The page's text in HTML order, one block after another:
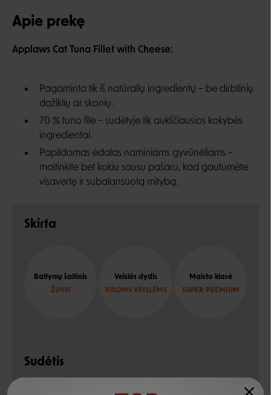
Apie prekę
Applaws Cat Tuna Fillet with Cheese:
Pagaminta tik iš natūralių ingredientų – be dirbtinių
dažiklių ar skonių.
70 % tuno file – sudėtyje tik aukščiausios kokybės
ingredientai.
Papildomas ėdalas naminiams gyvūnėliams –
maitinkite bet kokiu sausu pašaru, kad gautumėte
visavertę ir subalansuotą mitybą.
Skirta
Baltymų šaltinis
ŽUVIS
Veislės dydis
VISOMS VEISLĖMS
Maisto klasė
SUPER PREMIUM
Sudėtis